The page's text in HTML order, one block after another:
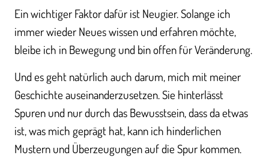
Ein wichtiger Faktor dafür ist Neugier. Solange ich
immer wieder Neues wissen und erfahren möchte,
bleibe ich in Bewegung und bin offen für Veränderung.
Und es geht natürlich auch darum, mich mit meiner
Geschichte auseinanderzusetzen. Sie hinterlässt
Spuren und nur durch das Bewusstsein, dass da etwas
ist, was mich geprägt hat, kann ich hinderlichen
Mustern und Überzeugungen auf die Spur kommen.